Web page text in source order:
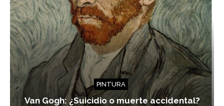
PINTURA
Van Gogh: ¿Suicidio o muerte accidental?